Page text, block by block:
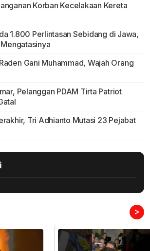
Korban Kecelakaan Kereta
1.800 Perlintasan Sebidang di Jawa,
Gani Muhammad, Wajah Orang
Pelanggan PDAM Tirta Patriot
Tri Adhianto Mutasi 23 Pejabat
>